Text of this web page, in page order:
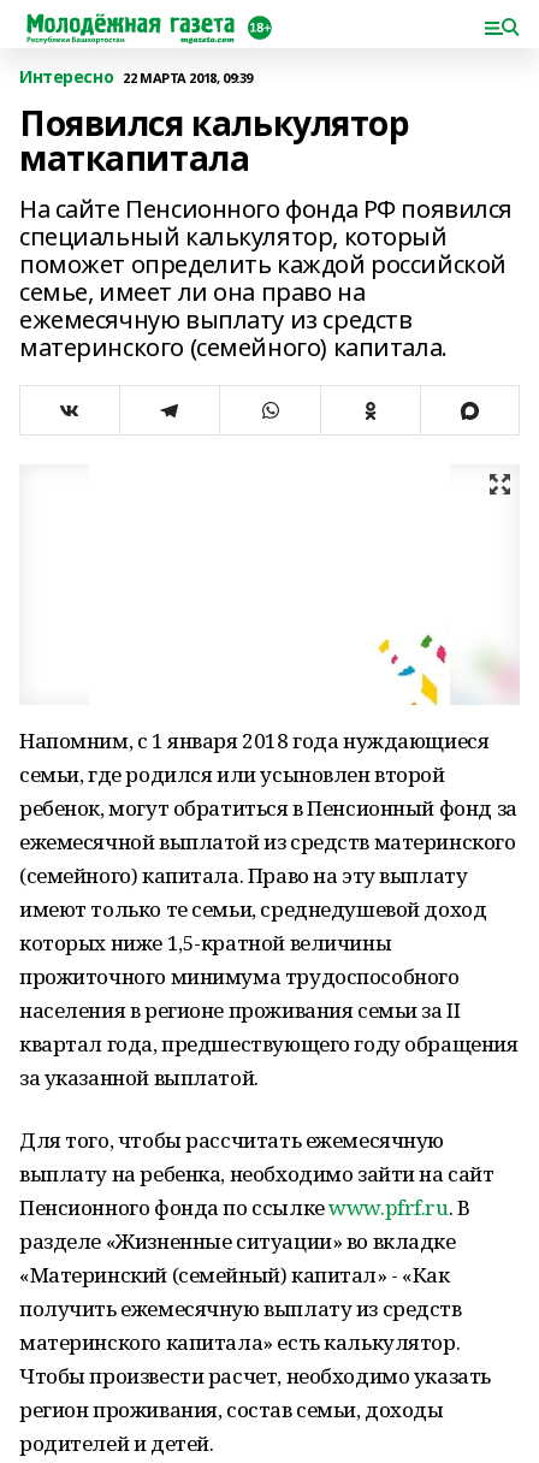
Интересно 22 МАРТА 2018, 09:39
Появился калькулятор
маткапитала
На сайте Пенсионного фонда РФ появился
специальный калькулятор, который
поможет определить каждой российской
семье, имеет ли она право на
ежемесячную выплату из средств
материнского (семейного) капитала.
Напомним, с 1 января 2018 года нуждающиеся
семьи, где родился или усыновлен второй
ребенок, могут обратиться в Пенсионный фонд за
ежемесячной выплатой из средств материнского
(семейного) капитала. Право на эту выплату
имеют только те семьи, среднедушевой доход
которых ниже 1,5-кратной величины
прожиточного минимума трудоспособного
населения в регионе проживания семьи за II
квартал года, предшествующего году обращения
за указанной выплатой.
Для того, чтобы рассчитать ежемесячную
выплату на ребенка, необходимо зайти на сайт
Пенсионного фонда по ссылкеwww.pfrf.ru. В
разделе «Жизненные ситуации» во вкладке
«Материнский (семейный) капитал» - «Как
получить ежемесячную выплату из средств
материнского капитала» есть калькулятор.
Чтобы произвести расчет, необходимо указать
регион проживания, состав семьи, доходы
родителей и детей.